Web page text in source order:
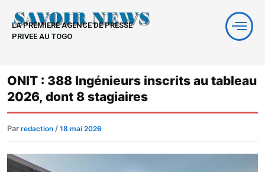
contenu
LA PREMIERE AGENCE DE PRESSE
PRIVEE AU TOGO
ONIT : 388 Ingénieurs inscrits au tableau
2026, dont 8 stagiaires
Par redaction / 18 mai 2026